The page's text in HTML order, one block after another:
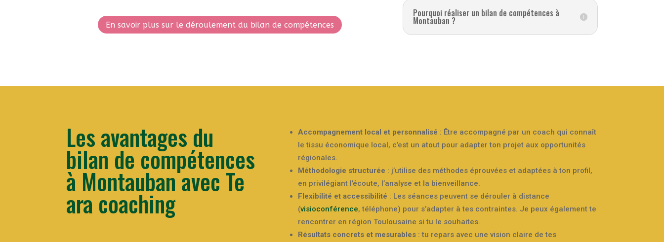
En savoir plus sur le déroulement du bilan de compétences
Pourquoi réaliser un bilan de compétences à
Montauban ?
Les avantages du
bilan de compétences
à Montaubanavec Te
ara coaching
Accompagnement local et personnalisé : Être accompagné par un coach qui connaît
le tissu économique local, c’est un atout pour adapter ton projet aux opportunités
régionales.
Méthodologie structurée : j’utilise des méthodes éprouvées et adaptées à ton profil,
en privilégiant l’écoute, l’analyse et la bienveillance.
Flexibilité et accessibilité : Les séances peuvent se dérouler à distance
(visioconférence, téléphone) pour s’adapter à tes contraintes. Je peux également te
rencontrer en région Toulousaine si tu le souhaites.
Résultats concrets et mesurables : tu repars avec une vision claire de tes